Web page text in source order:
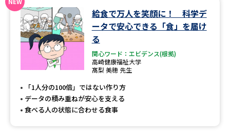
データサイエンス特集
デジタルパンフレット
新学年スタート号特集ページ
新学年スタート号特集ページ
（高2生用）
SELFBRAND特集ページ
給食で万人を笑顔に！ 科学デ
ータで安心できる「食」を届け
る
関心ワード：エビデンス(根拠)
高崎健康福祉大学
髙梨 美穂 先生
「1人分の100倍」ではない作り方
データの積み重ねが安心を支える
食べる人の状態に合わせる食事